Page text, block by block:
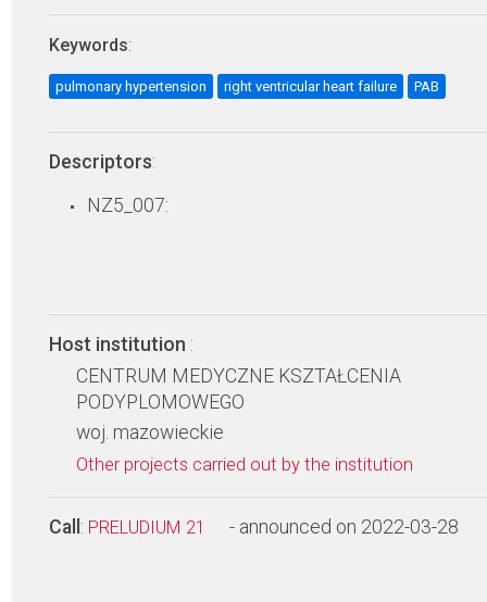
Keywords:
pulmonary hypertension right ventricular heart failure PAB
Descriptors:
NZ5_007:
Host institution :
CENTRUM MEDYCZNE KSZTAŁCENIA
PODYPLOMOWEGO
woj. mazowieckie
Other projects carried out by the institution
Call : PRELUDIUM 21 - announced on 2022-03-28